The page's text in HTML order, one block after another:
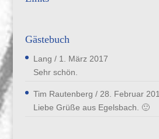
Gästebuch
Lang / 1. März 2017
Sehr schön.
Tim Rautenberg / 28. Februar
Liebe Grüße aus Egelsbach. 🙂